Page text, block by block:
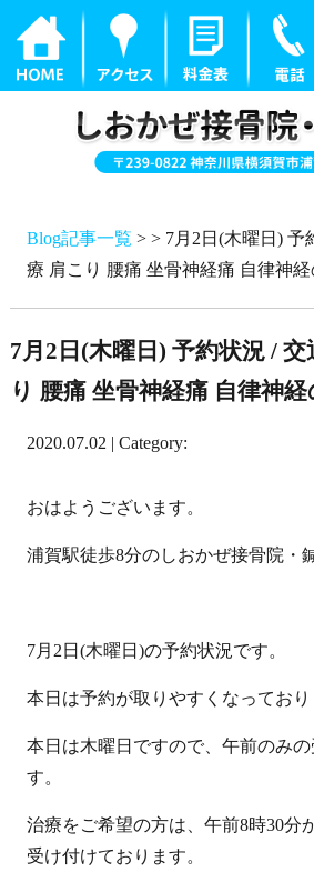
Blog記事一覧 > > 7月2日(木曜日) 予
療 肩こり 腰痛 坐骨神経痛 自律神
7月2日(木曜日) 予約状況 / 交
り 腰痛 坐骨神経痛 自律神
2020.07.02 | Category:
おはようございます。
浦賀駅徒歩8分のしおかぜ接骨院・
7月2日(木曜日)の予約状況です。
本日は予約が取りやすくなっており
本日は木曜日ですので、午前のみ
す。
治療をご希望の方は、午前8時30分
受け付けております。